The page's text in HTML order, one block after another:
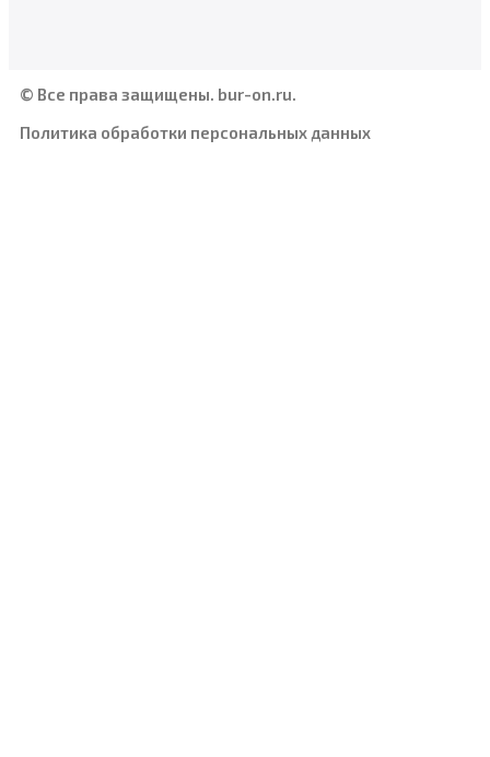
© Все права защищены. bur-on.ru.
Политика обработки персональных данных